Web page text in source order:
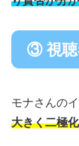
③ 視聴
モナさんの
大きく二極化